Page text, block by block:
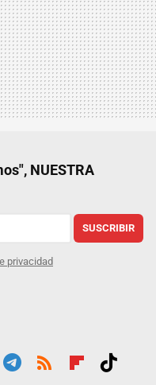
NUESTRA
SUSCRIBIR
privacidad